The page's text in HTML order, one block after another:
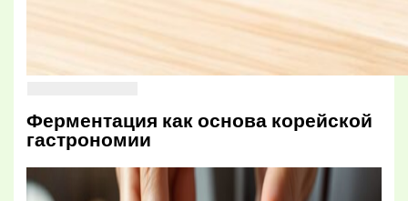
Ферментация как основа корейской
гастрономии